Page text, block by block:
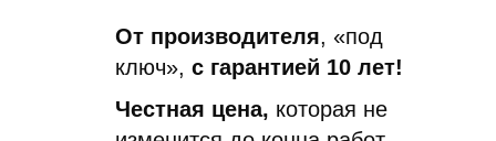
От производителя, «под
ключ», с гарантией 10 лет!
Честная цена, которая не